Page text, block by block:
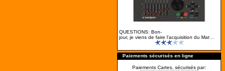
QUESTIONS: Bon-
jour, je viens de faire l'acquisition du Mat ..
Paiements sécurisés en ligne
Paiements Cartes, sécurisés par: